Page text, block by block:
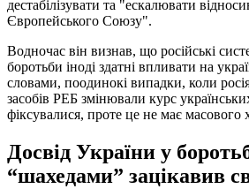
дестабілізувати та "ескалювати
Європейського Союзу".
Водночас він визнав, що російські
боротьби іноді здатні впливати на
словами, поодинокі випадки, коли
засобів РЕБ змінювали курс
фіксувалися, проте це не має масового
Досвід України у
“шахедами” зацікавив